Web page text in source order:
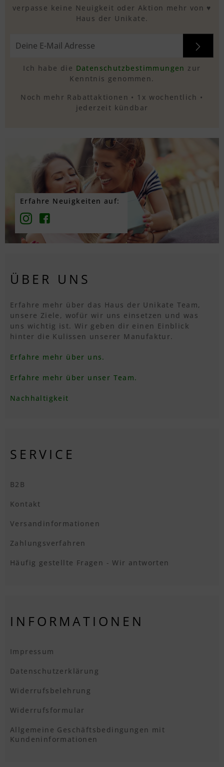
verpasse keine Neuigkeit oder Aktion mehr von ♥
Haus der Unikate.
Ich habe die Datenschutzbestimmungen zur
Kenntnis genommen.
Noch mehr Rabattaktionen • 1x wochentlich •
jederzeit kündbar
Erfahre Neuigkeiten auf:
ÜBER UNS
Erfahre mehr über das Haus der Unikate Team,
unsere Ziele, wofür wir uns einsetzen und was
uns wichtig ist. Wir geben dir einen Einblick
hinter die Kulissen unserer Manufaktur.
Erfahre mehr über uns.
Erfahre mehr über unser Team.
Nachhaltigkeit
SERVICE
B2B
Kontakt
Versandinformationen
Zahlungsverfahren
Häufig gestellte Fragen - Wir antworten
INFORMATIONEN
Impressum
Datenschutzerklärung
Widerrufsbelehrung
Widerrufsformular
Allgemeine Geschäftsbedingungen mit
Kundeninformationen